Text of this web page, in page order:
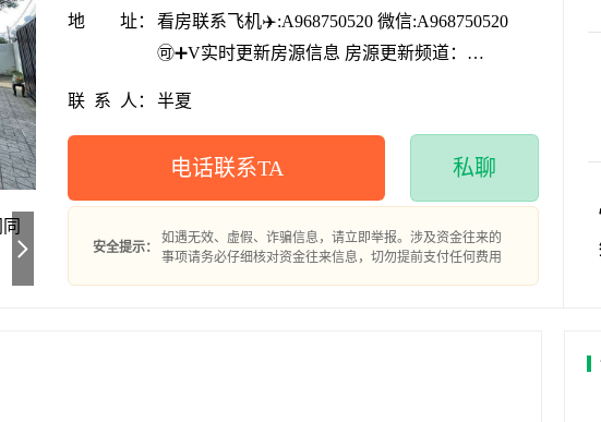
地 址：
看房联系飞机✈️:A968750520 微信:A968750520
🉑➕V实时更新房源信息 房源更新频道：
联 系 人： 半夏
电话联系TA 私聊
安全提示：
如遇无效、虚假、诈骗信息，请立即举报。涉及资金往来的
事项请务必仔细核对资金往来信息，切勿提前支付任何费用